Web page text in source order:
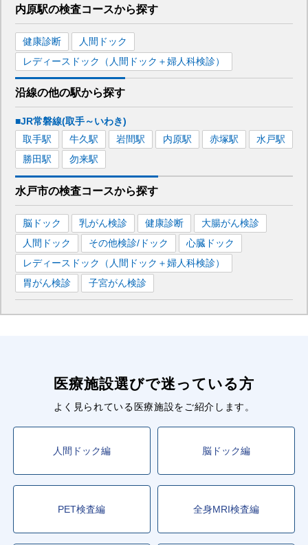
内原駅の検査コースから探す
健康診断
人間ドック
レディースドック（人間ドック＋婦人科検診）
沿線の他の駅から探す
■JR常磐線(取手～いわき)
取手駅 牛久駅 岩間駅 内原駅 赤塚駅 水戸駅
勝田駅 勿来駅
水戸市の検査コースから探す
脳ドック 乳がん検診 健康診断
大腸がん検診
人間ドック
その他検診/ドック
心臓ドック
レディースドック（人間ドック＋婦人科検診）
胃がん検診
子宮がん検診
医療施設選びで迷っている方
よく見られている医療施設をご紹介します。
人間ドック編 脳ドック編
PET検査編 全身MRI検査編